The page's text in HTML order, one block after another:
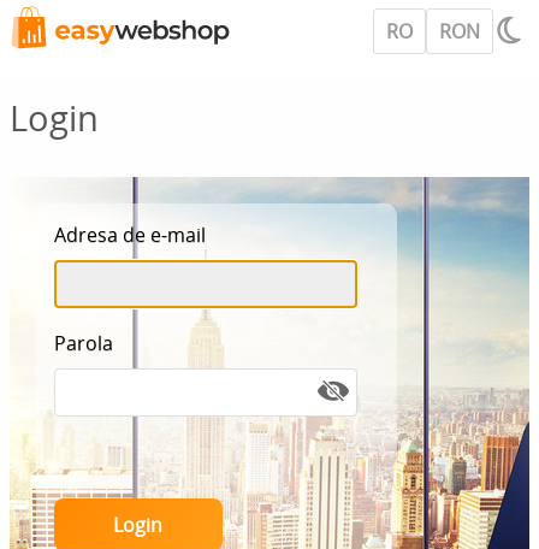
RO RON
Login
Adresa de e-mail
Parola